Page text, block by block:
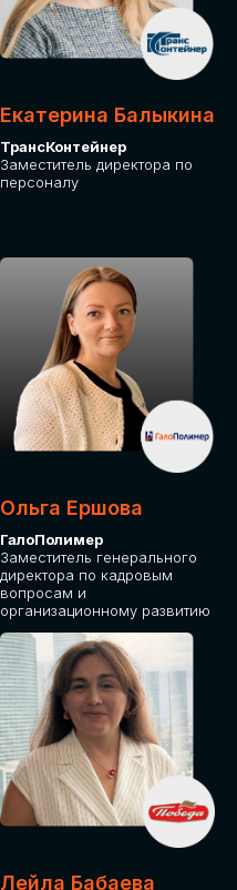
Екатерина Балыкина
ТрансКонтейнер
Заместитель директора по
персоналу
Ольга Ершова
ГалоПолимер
Заместитель генерального
директора по кадровым
вопросам и
организационному развитию
Лейла Бабаева